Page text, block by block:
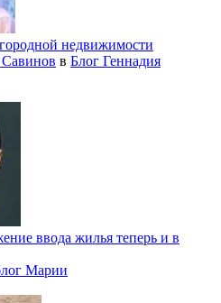
недвижимости
в Блог Геннадия
ввода жилья теперь и в
Марии